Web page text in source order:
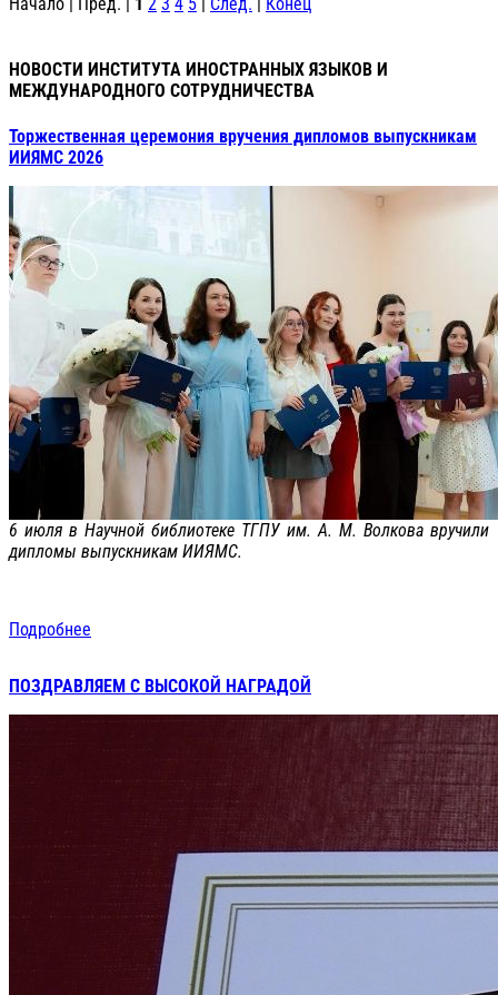
НОВОСТИ ИНСТИТУТА ИНОСТРАННЫХ ЯЗЫКОВ И
МЕЖДУНАРОДНОГО СОТРУДНИЧЕСТВА
Торжественная церемония вручения дипломов выпускникам
ИИЯМС 2026
6 июля в Научной библиотеке ТГПУ им. А. М. Волкова вручили
дипломы выпускникам ИИЯМС.
Подробнее
ПОЗДРАВЛЯЕМ С ВЫСОКОЙ НАГРАДОЙ